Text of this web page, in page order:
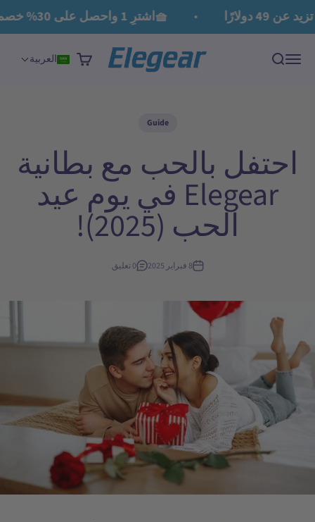
التخطي إلى المحتوى
دولارًا 🧺اشترِ 1 واحصل على 30% خصم على الثاني، اشترِ 2 واحصل على 60% خصم على الثالث
القائمة
بحث Elegear عربة التسوقالعربية
Guide
احتفل بالحب مع بطانية
Elegear في يوم عيد
الحب (2025)!
8 فبراير 2025 0 تعليق